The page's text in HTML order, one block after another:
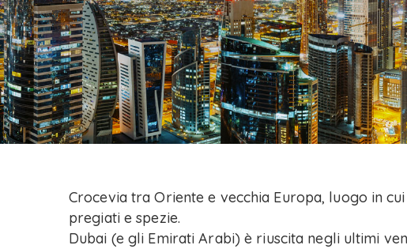
Crocevia tra Oriente e vecchia Europa, luogo in
pregiati e spezie.
Dubai (e gli Emirati Arabi) è riuscita negli ultimi